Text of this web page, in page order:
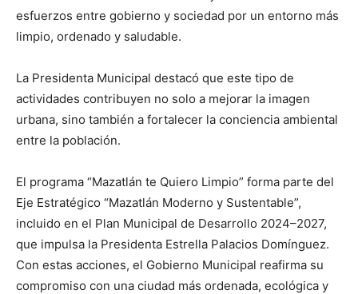
esfuerzos entre gobierno y sociedad por un entorno más
limpio, ordenado y saludable.
La Presidenta Municipal destacó que este tipo de
actividades contribuyen no solo a mejorar la imagen
urbana, sino también a fortalecer la conciencia ambiental
entre la población.
El programa “Mazatlán te Quiero Limpio” forma parte del
Eje Estratégico “Mazatlán Moderno y Sustentable”,
incluido en el Plan Municipal de Desarrollo 2024–2027,
que impulsa la Presidenta Estrella Palacios Domínguez.
Con estas acciones, el Gobierno Municipal reafirma su
compromiso con una ciudad más ordenada, ecológica y